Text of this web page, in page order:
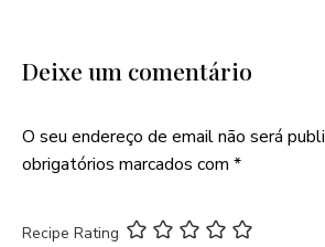
Deixe um comentário
O seu endereço de email não será
obrigatórios marcados com *
Recipe Rating